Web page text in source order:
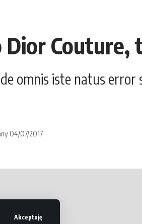
Akceptuję
Couture,
omnis iste natus
04/07/2017